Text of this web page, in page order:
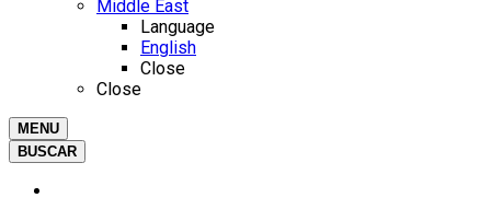
Middle East
Language
English
Close
Close
MENU
BUSCAR